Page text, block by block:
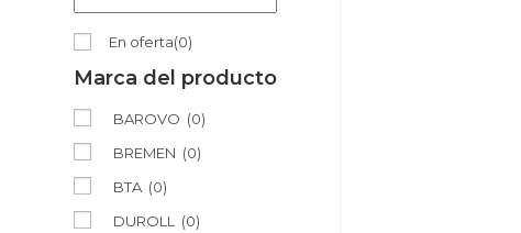
En oferta(0)
Marca del producto
BAROVO (0)
BREMEN (0)
BTA (0)
DUROLL
(0)